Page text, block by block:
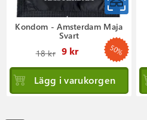
Kondom - Amsterdam Maja
Svart
18 kr 9 krOrdinarie
pris
50%
Lägg i varukorgen